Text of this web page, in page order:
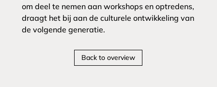
om deel te nemen aan workshops en optredens,
draagt het bij aan de culturele ontwikkeling van
de volgende generatie.
Back to overview